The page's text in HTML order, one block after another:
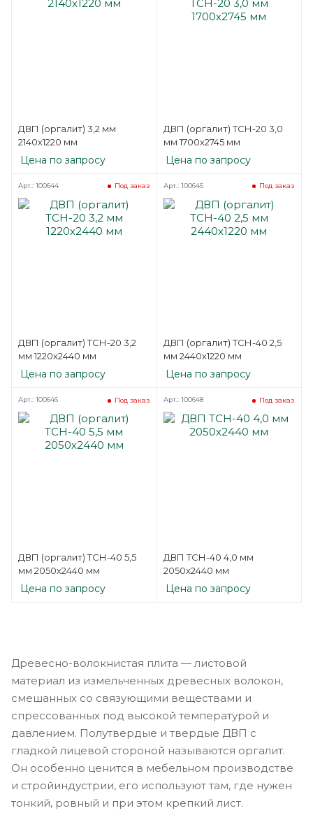
ДВП (оргалит) 3,2 мм
2140х1220 мм
Цена по запросу
ДВП (оргалит) ТСН-20 3,0
мм 1700х2745 мм
Цена по запросу
ДВП (оргалит) ТСН-20 3,2
мм 1220х2440 мм
Под заказ
Арт.: 100644
Цена по запросу
ДВП (оргалит) ТСН-40 2,5
мм 2440х1220 мм
Под заказ
Арт.: 100645
Цена по запросу
ДВП (оргалит) ТСН-40 5,5
мм 2050х2440 мм
Под заказ
Арт.: 100646
Цена по запросу
ДВП ТСН-40 4,0 мм
2050х2440 мм
Под заказ
Арт.: 100648
Цена по запросу
Древесно-волокнистая плита — листовой
материал из измельченных древесных волокон,
смешанных со связующими веществами и
спрессованных под высокой температурой и
давлением. Полутвердые и твердые ДВП с
гладкой лицевой стороной называются оргалит.
Он особенно ценится в мебельном производстве
и стройиндустрии, его используют там, где нужен
тонкий, ровный и при этом крепкий лист.